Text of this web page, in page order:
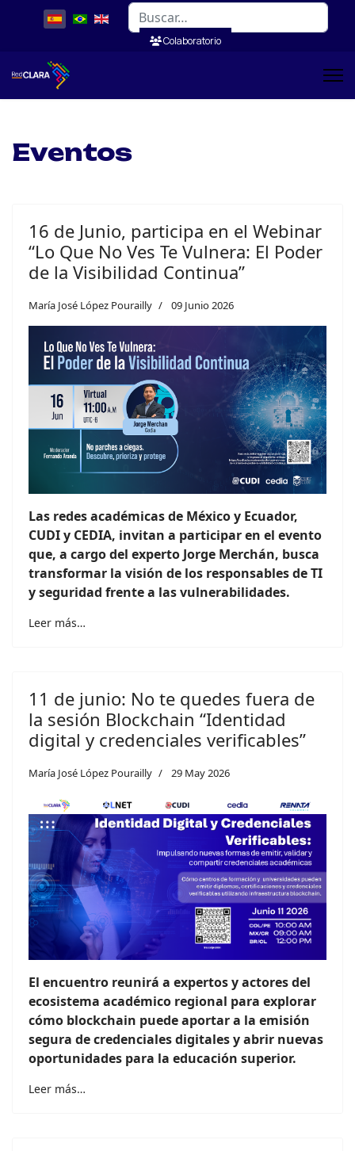
Buscar
Colaboratorio
Eventos
16 de Junio, participa en el Webinar
“Lo Que No Ves Te Vulnera: El Poder
de la Visibilidad Continua”
María José López Pourailly 09 Junio 2026
Las redes académicas de México y Ecuador,
CUDI y CEDIA, invitan a participar en el evento
que, a cargo del experto Jorge Merchán, busca
transformar la visión de los responsables de TI
y seguridad frente a las vulnerabilidades.
Leer más…
11 de junio: No te quedes fuera de
la sesión Blockchain “Identidad
digital y credenciales verificables”
María José López Pourailly 29 May 2026
El encuentro reunirá a expertos y actores del
ecosistema académico regional para explorar
cómo blockchain puede aportar a la emisión
segura de credenciales digitales y abrir nuevas
oportunidades para la educación superior.
Leer más…